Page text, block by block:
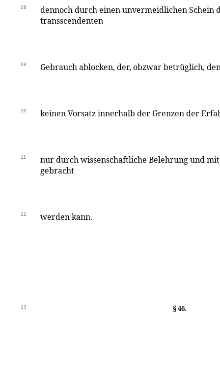
08
dennoch durch einen unvermeidlichen Schein
transscendenten
09 Gebrauch ablocken, der, obzwar betrüglich,
10 keinen Vorsatz innerhalb der Grenzen der
11
nur durch wissenschaftliche Belehrung und
gebracht
12 werden kann.
13 § 46.